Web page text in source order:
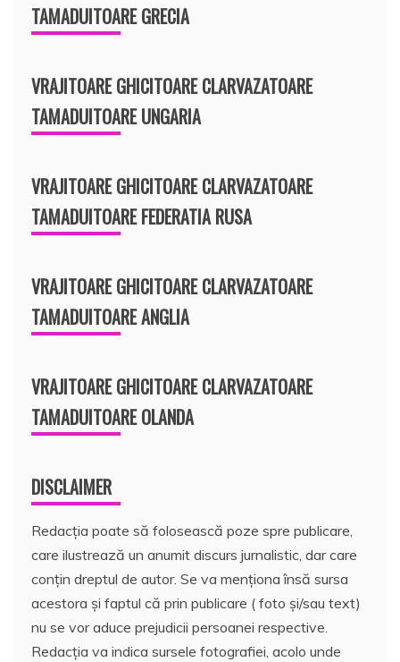
TAMADUITOARE GRECIA
VRAJITOARE GHICITOARE CLARVAZATOARE
TAMADUITOARE UNGARIA
VRAJITOARE GHICITOARE CLARVAZATOARE
TAMADUITOARE FEDERATIA RUSA
VRAJITOARE GHICITOARE CLARVAZATOARE
TAMADUITOARE ANGLIA
VRAJITOARE GHICITOARE CLARVAZATOARE
TAMADUITOARE OLANDA
DISCLAIMER
Redacția poate să folosească poze spre publicare,
care ilustrează un anumit discurs jurnalistic, dar care
conțin dreptul de autor. Se va menționa însă sursa
acestora și faptul că prin publicare ( foto și/sau text)
nu se vor aduce prejudicii persoanei respective.
Redacția va indica sursele fotografiei, acolo unde